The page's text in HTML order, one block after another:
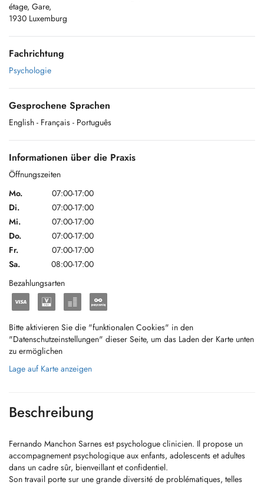
étage, Gare,
1930 Luxemburg
Fachrichtung
Psychologie
Gesprochene Sprachen
English - Français - Português
Informationen über die Praxis
Öffnungszeiten
Mo.
07:00-17:00
Di.
07:00-17:00
Mi.
07:00-17:00
Do.
07:00-17:00
Fr.
07:00-17:00
Sa.
08:00-17:00
Bezahlungsarten
Bitte aktivieren Sie die "funktionalen Cookies" in den
"Datenschutzeinstellungen" dieser Seite, um das Laden der Karte unten
zu ermöglichen
Lage auf Karte anzeigen
Beschreibung
Fernando Manchon Sarnes est psychologue clinicien. Il propose un
accompagnement psychologique aux enfants, adolescents et adultes
dans un cadre sûr, bienveillant et confidentiel.
Son travail porte sur une grande diversité de problématiques, telles